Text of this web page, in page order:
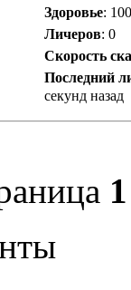
Здоровье:
Личеров: 0
Скорость
Последний
секунд назад
1